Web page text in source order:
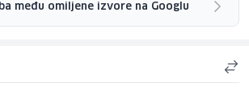
među omiljene izvore na Googlu